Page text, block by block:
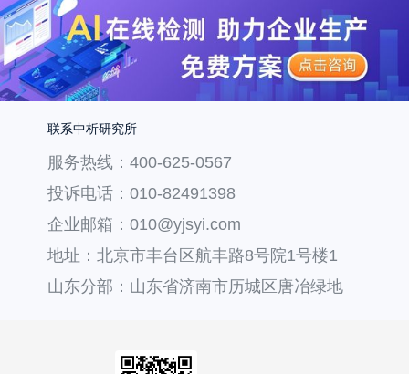
联系中析研究所
服务热线：400-625-0567
投诉电话：010-82491398
企业邮箱：010@yjsyi.com
地址：北京市丰台区航丰路8号院1号楼1
层121
山东分部：山东省济南市历城区唐冶绿地